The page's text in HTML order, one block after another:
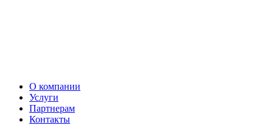
О компании
Услуги
Партнерам
Контакты